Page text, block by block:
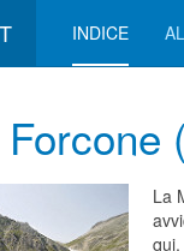
INDICE
La